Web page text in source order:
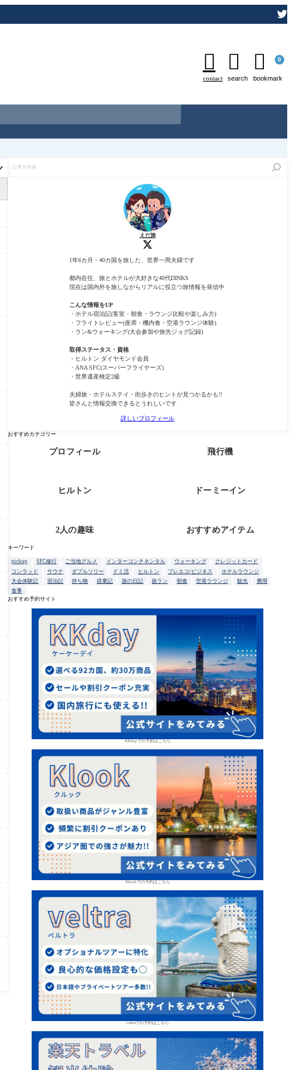

contact

search
 0
bookmark
を
えだ旅
1年6カ月・40カ国を旅した、世界一周夫婦です
都内在住、旅とホテルが大好きな40代DINKS
現在は国内外を旅しながらリアルに役立つ旅情報を発信中
こんな情報をUP
・ホテル宿泊記(客室・朝食・ラウンジ比較や楽しみ方)
・フライトレビュー(座席・機内食・空港ラウンジ体験)
・ラン&ウォーキング(大会参加や旅先ジョグ記録)
取得ステータス・資格
・ヒルトン ダイヤモンド会員
・ANA SFC(スーパーフライヤーズ)
・世界遺産検定2級
夫婦旅・ホテルステイ・街歩きのヒントが見つかるかも!!
皆さんと情報交換できるとうれしいです
詳しいプロフィール
おすすめカテゴリー
プロフィール 飛行機
ヒルトン ドーミーイン
2人の趣味 おすすめアイテム
キーワード
pickup SFC修行 ご当地グルメ インターコンチネンタル ウォーキング
クレジットカード
コンラッド
サウナ ダブルツリー ドミ活 ヒルトン プレエコ/ビジネス
ホテルラウンジ
大会体験記
宿泊記 持ち物 搭乗記 旅の日記 旅ラン 朝食 空港ラウンジ 観光
費用
食事
おすすめ予約サイト
KKdayでの予約はこちら
Klookでの予約はこちら
veltraでの予約はこちら